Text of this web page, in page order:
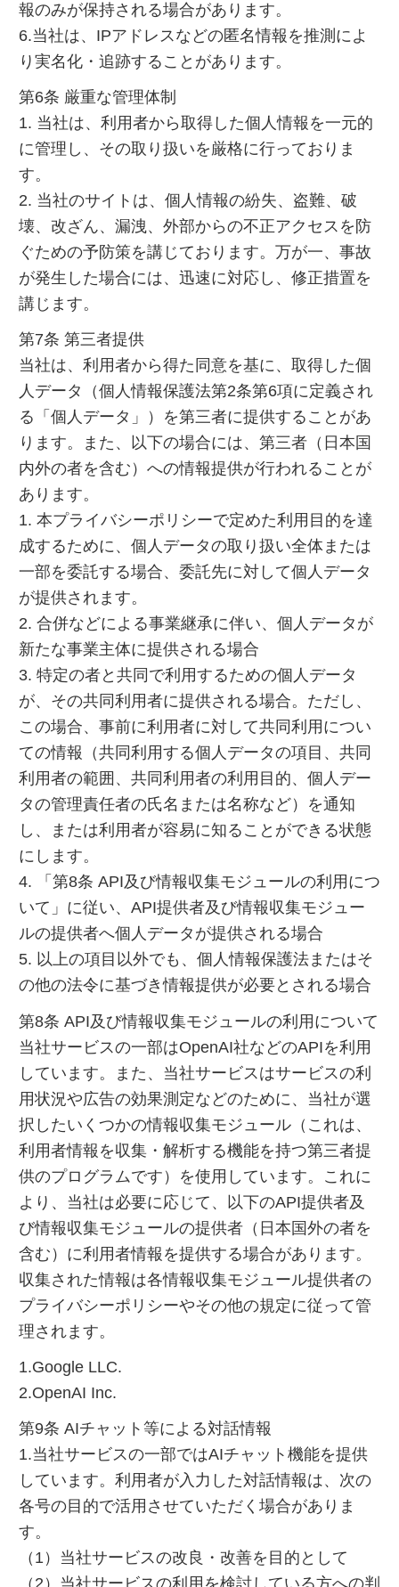
報のみが保持される場合があります。
6.当社は、IPアドレスなどの匿名情報を推測によ
り実名化・追跡することがあります。
第6条 厳重な管理体制
1. 当社は、利用者から取得した個人情報を一元的
に管理し、その取り扱いを厳格に行っておりま
す。
2. 当社のサイトは、個人情報の紛失、盗難、破
壊、改ざん、漏洩、外部からの不正アクセスを防
ぐための予防策を講じております。万が一、事故
が発生した場合には、迅速に対応し、修正措置を
講じます。
第7条 第三者提供
当社は、利用者から得た同意を基に、取得した個
人データ（個人情報保護法第2条第6項に定義され
る「個人データ」）を第三者に提供することがあ
ります。また、以下の場合には、第三者（日本国
内外の者を含む）への情報提供が行われることが
あります。
1. 本プライバシーポリシーで定めた利用目的を達
成するために、個人データの取り扱い全体または
一部を委託する場合、委託先に対して個人データ
が提供されます。
2. 合併などによる事業継承に伴い、個人データが
新たな事業主体に提供される場合
3. 特定の者と共同で利用するための個人データ
が、その共同利用者に提供される場合。ただし、
この場合、事前に利用者に対して共同利用につい
ての情報（共同利用する個人データの項目、共同
利用者の範囲、共同利用者の利用目的、個人デー
タの管理責任者の氏名または名称など）を通知
し、または利用者が容易に知ることができる状態
にします。
4. 「第8条 API及び情報収集モジュールの利用につ
いて」に従い、API提供者及び情報収集モジュー
ルの提供者へ個人データが提供される場合
5. 以上の項目以外でも、個人情報保護法またはそ
の他の法令に基づき情報提供が必要とされる場合
第8条 API及び情報収集モジュールの利用について
当社サービスの一部はOpenAI社などのAPIを利用
しています。また、当社サービスはサービスの利
用状況や広告の効果測定などのために、当社が選
択したいくつかの情報収集モジュール（これは、
利用者情報を収集・解析する機能を持つ第三者提
供のプログラムです）を使用しています。これに
より、当社は必要に応じて、以下のAPI提供者及
び情報収集モジュールの提供者（日本国外の者を
含む）に利用者情報を提供する場合があります。
収集された情報は各情報収集モジュール提供者の
プライバシーポリシーやその他の規定に従って管
理されます。
1.Google LLC.
2.OpenAI Inc.
第9条 AIチャット等による対話情報
1.当社サービスの一部ではAIチャット機能を提供
しています。利用者が入力した対話情報は、次の
各号の目的で活用させていただく場合がありま
す。
（1）当社サービスの改良・改善を目的として